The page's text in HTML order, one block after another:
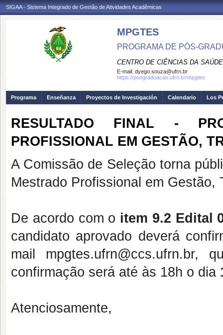
SIGAA - Sistema Integrado de Gestão de Atividades Acadêmicas
MPGTES
PROGRAMA DE PÓS-
CENTRO DE CIÊNCIAS DA SAÚDE
E-mail: dyego.souza@ufrn.br
https://posgraduacao.ufrn.br/mpgtes
Programa Enseñanza Proyectos de Investigación Calendario Los
RESULTADO FINAL -
PROFISSIONAL EM GESTÃO,
A Comissão de Seleção torna
Mestrado Profissional em
De acordo com o item 9.2 Edital
candidato aprovado deverá
mail
confirmação será até às 18h o dia
Atenciosamente,